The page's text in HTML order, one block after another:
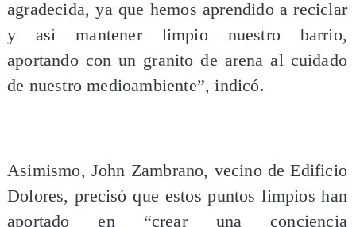
agradecida, ya que hemos aprendido a reciclar
y así mantener limpio nuestro barrio,
aportando con un granito de arena al cuidado
de nuestro medioambiente”, indicó.
Asimismo, John Zambrano, vecino de Edificio
Dolores, precisó que estos puntos limpios han
aportado en “crear una conciencia